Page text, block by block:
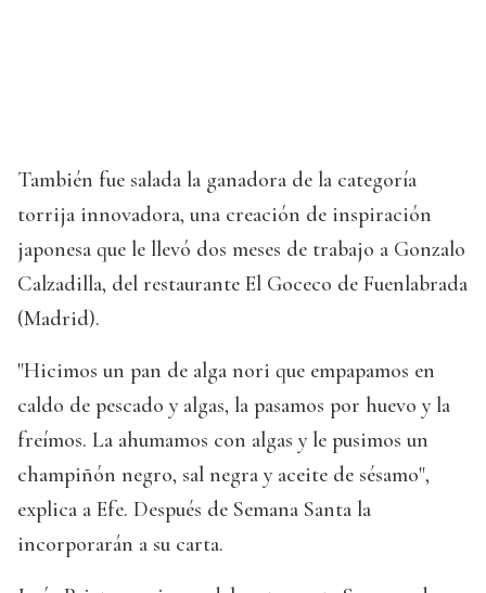
También fue salada la ganadora de la categoría
torrija innovadora, una creación de inspiración
japonesa que le llevó dos meses de trabajo a Gonzalo
Calzadilla, del restaurante El Goceco de Fuenlabrada
(Madrid).
"Hicimos un pan de alga nori que empapamos en
caldo de pescado y algas, la pasamos por huevo y la
freímos. La ahumamos con algas y le pusimos un
champiñón negro, sal negra y aceite de sésamo",
explica a Efe. Después de Semana Santa la
incorporarán a su carta.